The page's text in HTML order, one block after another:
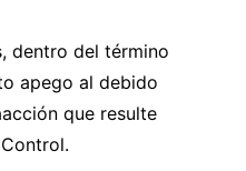
dentro del término
apego al debido
que resulte